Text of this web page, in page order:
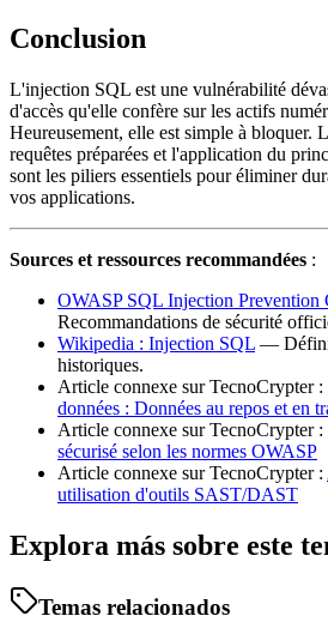
Conclusion
L'injection SQL est une vulnérabilité
d'accès qu'elle confère sur les actifs
Heureusement, elle est simple à bloquer.
requêtes préparées et l'application du
sont les piliers essentiels pour éliminer
vos applications.
Sources et ressources recommandées :
OWASP SQL Injection Prevention
Recommandations de sécurité
Wikipedia : Injection SQL —
historiques.
Article connexe sur TecnoCrypter :
données : Données au repos et en
Article connexe sur TecnoCrypter :
sécurisé selon les normes OWASP
Article connexe sur TecnoCrypter :
utilisation d'outils SAST/DAST
Explora más sobre este
Temas relacionados